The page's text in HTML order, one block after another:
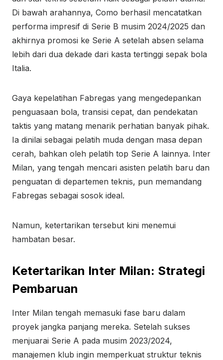
Di bawah arahannya, Como berhasil mencatatkan
performa impresif di Serie B musim 2024/2025 dan
akhirnya promosi ke Serie A setelah absen selama
lebih dari dua dekade dari kasta tertinggi sepak bola
Italia.
Gaya kepelatihan Fabregas yang mengedepankan
penguasaan bola, transisi cepat, dan pendekatan
taktis yang matang menarik perhatian banyak pihak.
Ia dinilai sebagai pelatih muda dengan masa depan
cerah, bahkan oleh pelatih top Serie A lainnya. Inter
Milan, yang tengah mencari asisten pelatih baru dan
penguatan di departemen teknis, pun memandang
Fabregas sebagai sosok ideal.
Namun, ketertarikan tersebut kini menemui
hambatan besar.
Ketertarikan Inter Milan: Strategi
Pembaruan
Inter Milan tengah memasuki fase baru dalam
proyek jangka panjang mereka. Setelah sukses
menjuarai Serie A pada musim 2023/2024,
manajemen klub ingin memperkuat struktur teknis